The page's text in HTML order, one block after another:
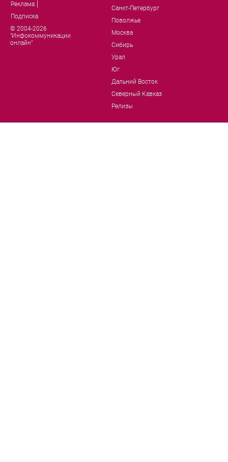
Реклама
Подписка
© 2004-2026
"Инфокоммуникации
онлайн"
Санкт-Петербург
Поволжье
Москва
Сибирь
Урал
Юг
Дальний Восток
Северный Кавказ
Релизы